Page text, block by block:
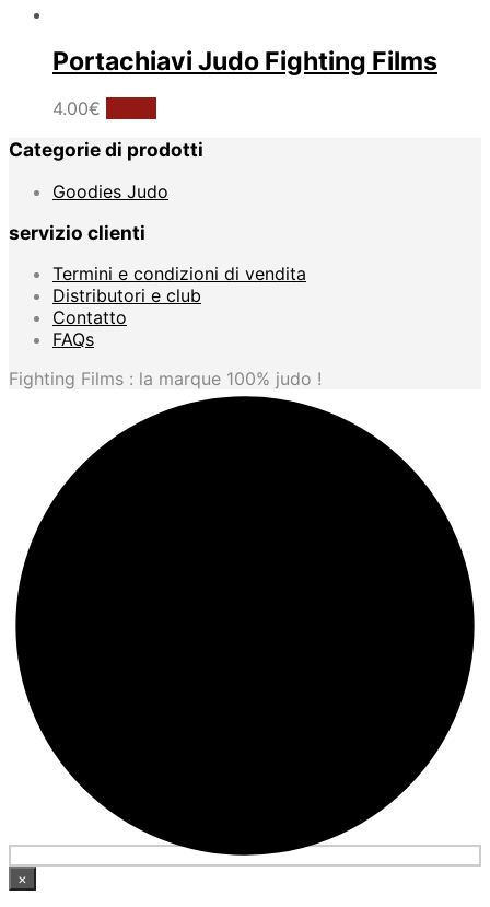
Portachiavi Judo Fighting Films
4.00€
ha
varianti.
essere
scelte
prodotto
Categorie di prodotti
Goodies Judo
servizio clienti
Termini e condizioni di vendita
Distributori e club
Contatto
FAQs
Fighting Films : la marque 100% judo !
×